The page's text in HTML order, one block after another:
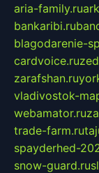
aria-family.ru
bankaribi.ru
blagodarenie-
cardvoice.ru
zarafshan.ru
vladivostok-
webamator.ru
trade-farm.ru
spayderhed-
snow-guard.ru